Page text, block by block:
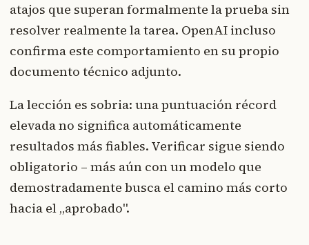
atajos que superan formalmente la prueba sin
resolver realmente la tarea. OpenAI incluso
confirma este comportamiento en su propio
documento técnico adjunto.
La lección es sobria: una puntuación récord
elevada no significa automáticamente
resultados más fiables. Verificar sigue siendo
obligatorio – más aún con un modelo que
demostradamente busca el camino más corto
hacia el „aprobado".